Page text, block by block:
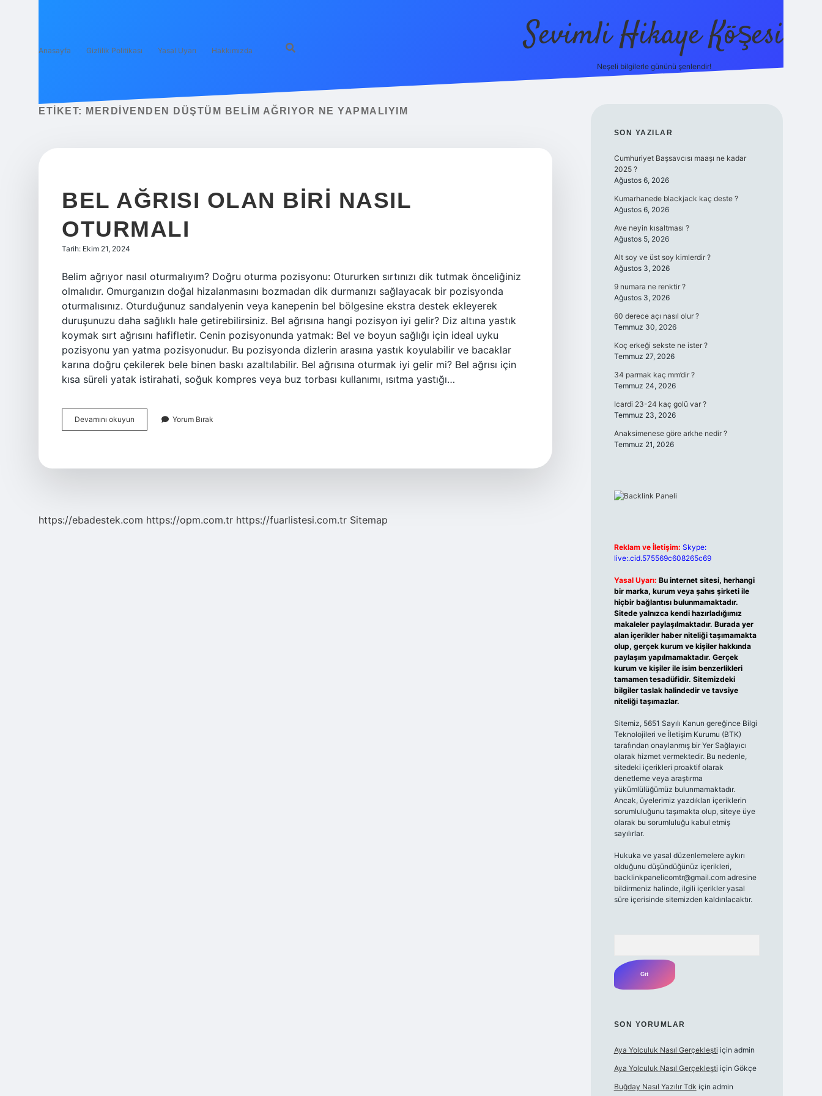
Anasayfa Gizlilik Politikası Yasal Uyarı Hakkımızda Sevimli Hikaye Köşesi
Neşeli bilgilerle gününü şenlendir!
ETIKET: MERDIVENDEN DÜŞTÜM BELIM AĞRIYOR NE YAPMALIYIM
BEL AĞRISI OLAN BIRI NASIL
OTURMALI
Tarih: Ekim 21, 2024
Belim ağrıyor nasıl oturmalıyım? Doğru oturma pozisyonu: Otururken sırtınızı dik tutmak önceliğiniz
olmalıdır. Omurganızın doğal hizalanmasını bozmadan dik durmanızı sağlayacak bir pozisyonda
oturmalısınız. Oturduğunuz sandalyenin veya kanepenin bel bölgesine ekstra destek ekleyerek
duruşunuzu daha sağlıklı hale getirebilirsiniz. Bel ağrısına hangi pozisyon iyi gelir? Diz altına yastık
koymak sırt ağrısını hafifletir. Cenin pozisyonunda yatmak: Bel ve boyun sağlığı için ideal uyku
pozisyonu yan yatma pozisyonudur. Bu pozisyonda dizlerin arasına yastık koyulabilir ve bacaklar
karına doğru çekilerek bele binen baskı azaltılabilir. Bel ağrısına oturmak iyi gelir mi? Bel ağrısı için
kısa süreli yatak istirahati, soğuk kompres veya buz torbası kullanımı, ısıtma yastığı…
Devamını okuyun
Ağrısı
Yorum Bırak
https://ebadestek.com https://opm.com.tr https://fuarlistesi.com.tr Sitemap
SIDEBAR
SON YAZILAR
Cumhuriyet Başsavcısı maaşı ne kadar
2025 ?
Ağustos 6, 2026
Kumarhanede blackjack kaç deste ?
Ağustos 6, 2026
Ave neyin kısaltması ?
Ağustos 5, 2026
Alt soy ve üst soy kimlerdir ?
Ağustos 3, 2026
9 numara ne renktir ?
Ağustos 3, 2026
60 derece açı nasıl olur ?
Temmuz 30, 2026
Koç erkeği sekste ne ister ?
Temmuz 27, 2026
34 parmak kaç mm’dir ?
Temmuz 24, 2026
Icardi 23-24 kaç golü var ?
Temmuz 23, 2026
Anaksimenese göre arkhe nedir ?
Temmuz 21, 2026
Reklam ve İletişim: Skype:
live:.cid.575569c608265c69
Yasal Uyarı: Bu internet sitesi, herhangi
bir marka, kurum veya şahıs şirketi ile
hiçbir bağlantısı bulunmamaktadır.
Sitede yalnızca kendi hazırladığımız
makaleler paylaşılmaktadır. Burada yer
alan içerikler haber niteliği taşımamakta
olup, gerçek kurum ve kişiler hakkında
paylaşım yapılmamaktadır. Gerçek
kurum ve kişiler ile isim benzerlikleri
tamamen tesadüfidir. Sitemizdeki
bilgiler taslak halindedir ve tavsiye
niteliği taşımazlar.
Sitemiz, 5651 Sayılı Kanun gereğince Bilgi
Teknolojileri ve İletişim Kurumu (BTK)
tarafından onaylanmış bir Yer Sağlayıcı
olarak hizmet vermektedir. Bu nedenle,
sitedeki içerikleri proaktif olarak
denetleme veya araştırma
yükümlülüğümüz bulunmamaktadır.
Ancak, üyelerimiz yazdıkları içeriklerin
sorumluluğunu taşımakta olup, siteye üye
olarak bu sorumluluğu kabul etmiş
sayılırlar.
Hukuka ve yasal düzenlemelere aykırı
olduğunu düşündüğünüz içerikleri,
backlinkpanelicomtr@gmail.com adresine
bildirmeniz halinde, ilgili içerikler yasal
süre içerisinde sitemizden kaldırılacaktır.
SON YORUMLAR
Aya Yolculuk Nasıl Gerçekleşti için admin
Aya Yolculuk Nasıl Gerçekleşti için Gökçe
Buğday Nasıl Yazılır Tdk için admin